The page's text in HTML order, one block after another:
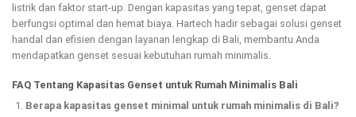
listrik dan faktor start-up. Dengan kapasitas yang tepat, genset dapat
berfungsi optimal dan hemat biaya. Hartech hadir sebagai solusi genset
handal dan efisien dengan layanan lengkap di Bali, membantu Anda
mendapatkan genset sesuai kebutuhan rumah minimalis.
FAQ Tentang Kapasitas Genset untuk Rumah Minimalis Bali
Berapa kapasitas genset minimal untuk rumah minimalis di Bali?